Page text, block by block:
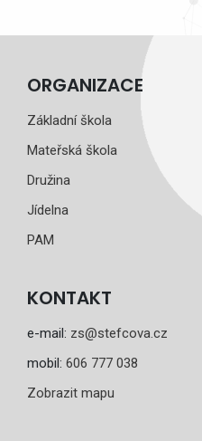
ORGANIZACE
Základní škola
Mateřská škola
Družina
Jídelna
PAM
KONTAKT
e-mail: zs@stefcova.cz
mobil: 606 777 038
Zobrazit mapu